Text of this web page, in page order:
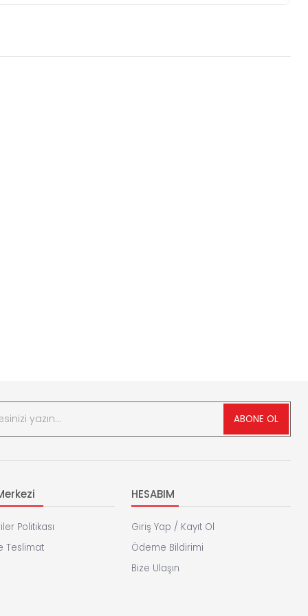
ABONE OL
Politikası
Teslimat
HESABIM
Giriş Yap / Kayıt Ol
Ödeme Bildirimi
Bize Ulaşın